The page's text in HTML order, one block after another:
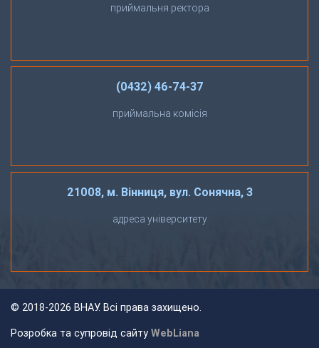
приймальня ректора
(0432) 46-74-37
приймальна комісія
21008, м. Вінниця, вул. Сонячна, 3
адреса університету
© 2018-2026 ВНАУ. Всі права захищено.
Розробка та супровід сайту WebLiana